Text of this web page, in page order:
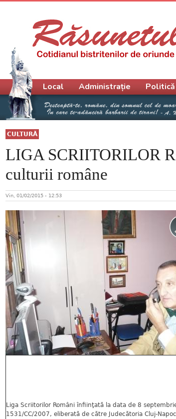
CULTURĂ
LIGA SCRIITORILOR
culturii române
Vin, 01/02/2015 - 12:53
Liga Scriitorilor Români înfiinţată la data de 8
1531/CC/2007, eliberată de către Judecătoria Cluj-
Meniu principal
Local Administrație Politică